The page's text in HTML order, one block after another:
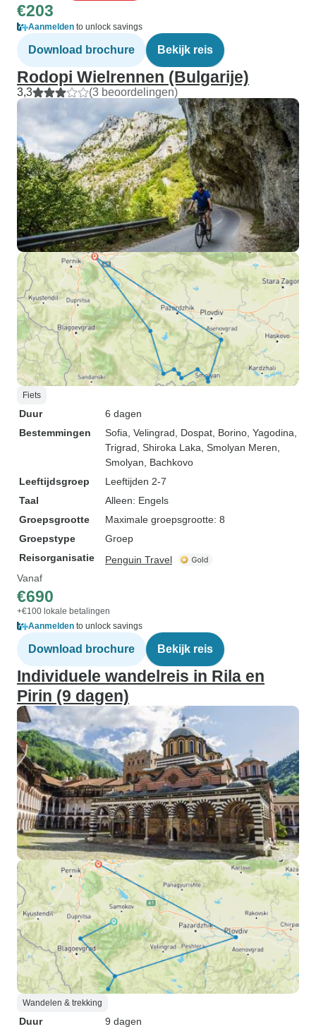
€203
Aanmelden to unlock savings
Download brochure Bekijk reis
Rodopi Wielrennen (Bulgarije)
3,3 (3 beoordelingen)
Fiets
Duur
6 dagen
Bestemmingen
Sofia , Velingrad , Dospat , Borino , Yagodina
Trigrad , Shiroka Laka , Smolyan Meren
Smolyan , Bachkovo
Leeftijdsgroep
Leeftijden 2-7
Taal
Alleen: Engels
Groepsgrootte
Maximale groepsgrootte: 8
Groepstype
Groep
Reisorganisatie
Penguin Travel
Vanaf
€690
+€100 lokale betalingen
Aanmelden to unlock savings
Download brochure Bekijk reis
Individuele wandelreis in Rila en
Pirin (9 dagen)
Wandelen & trekking
Duur
9 dagen